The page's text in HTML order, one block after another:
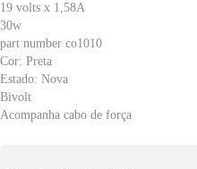
19 volts x 1,58A
30w
part number co1010
Cor: Preta
Estado: Nova
Bivolt
Acompanha cabo de força